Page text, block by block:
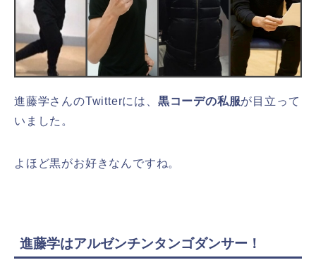
進藤学さんのTwitterには、 黒コーデの私服が目立って
いました。
よほど黒がお好きなんですね。
進藤学はアルゼンチンタンゴダンサー！